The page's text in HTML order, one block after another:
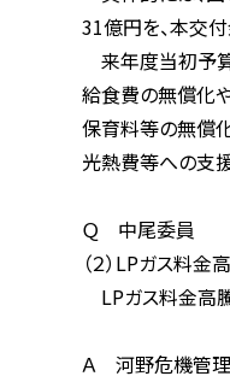
31億円を、本交付金
来年度当初予算案で
給食費の無償化や、
保育料等の無償化や
光熱費等への支援を
Ｑ 中尾委員
（２）LPガス料金高
LPガス料金高騰対策
Ａ 河野危機管理